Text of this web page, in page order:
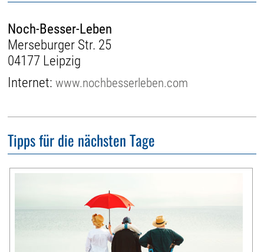
Noch-Besser-Leben
Merseburger Str. 25
04177 Leipzig
Internet:www.nochbesserleben.com
Tipps für die nächsten Tage